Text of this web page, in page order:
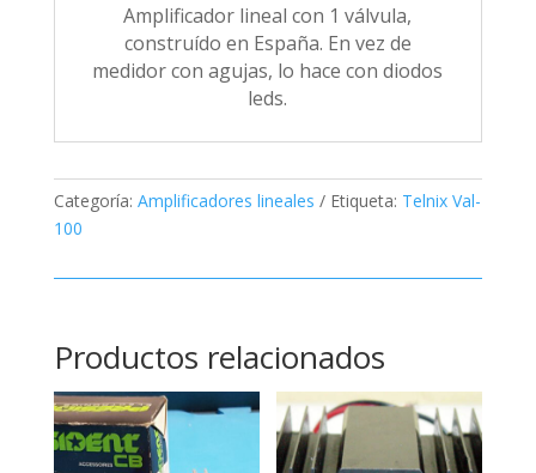
Amplificador lineal con 1 válvula,
construído en España. En vez de
medidor con agujas, lo hace con diodos
leds.
Categoría: Amplificadores lineales Etiqueta: Telnix Val-
100
Productos relacionados